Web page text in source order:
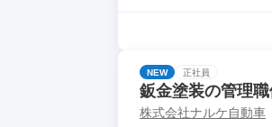
NEW 正社員
鈑金塗装の管理
株式会社ナルケ自動車